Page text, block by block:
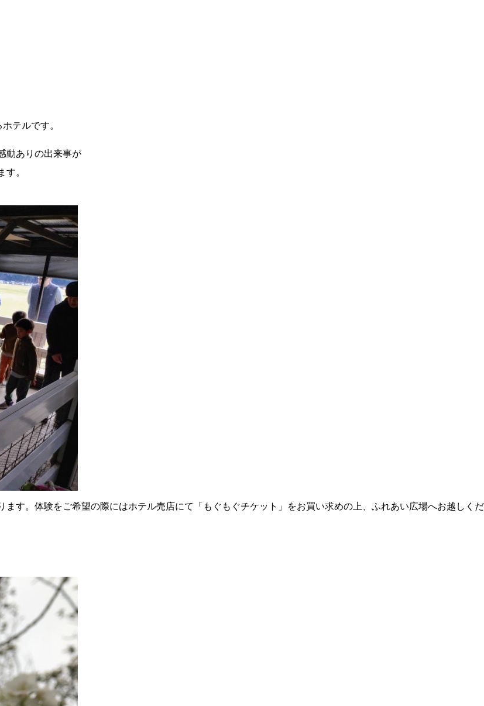
テルです。
動ありの出来事が
。
す。体験をご希望の際にはホテル売店にて「もぐもぐチケット」をお買い求めの上、ふれあい広場へお越しくだ